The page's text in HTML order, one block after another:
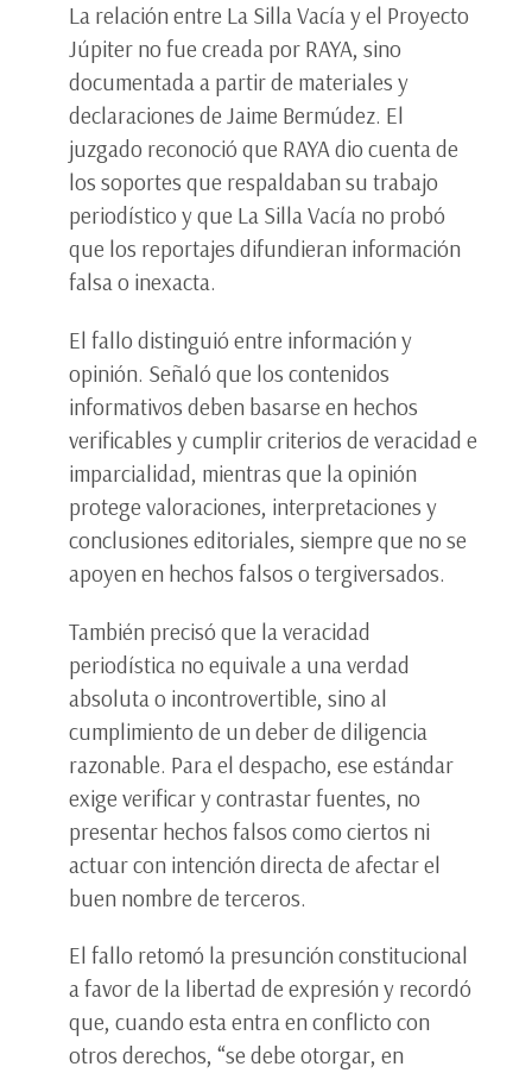
La relación entre La Silla Vacía y el Proyecto
Júpiter no fue creada por RAYA, sino
documentada a partir de materiales y
declaraciones de Jaime Bermúdez. El
juzgado reconoció que RAYA dio cuenta de
los soportes que respaldaban su trabajo
periodístico y que La Silla Vacía no probó
que los reportajes difundieran información
falsa o inexacta.
El fallo distinguió entre información y
opinión. Señaló que los contenidos
informativos deben basarse en hechos
verificables y cumplir criterios de veracidad e
imparcialidad, mientras que la opinión
protege valoraciones, interpretaciones y
conclusiones editoriales, siempre que no se
apoyen en hechos falsos o tergiversados.
También precisó que la veracidad
periodística no equivale a una verdad
absoluta o incontrovertible, sino al
cumplimiento de un deber de diligencia
razonable. Para el despacho, ese estándar
exige verificar y contrastar fuentes, no
presentar hechos falsos como ciertos ni
actuar con intención directa de afectar el
buen nombre de terceros.
El fallo retomó la presunción constitucional
a favor de la libertad de expresión y recordó
que, cuando esta entra en conflicto con
otros derechos, “se debe otorgar, en